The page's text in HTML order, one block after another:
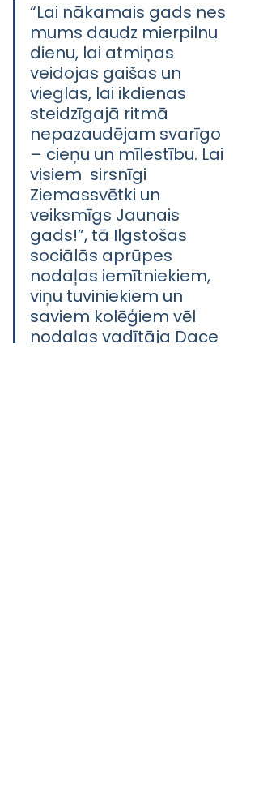
“Lai nākamais gads nes
mums daudz mierpilnu
dienu, lai atmiņas
veidojas gaišas un
vieglas, lai ikdienas
steidzīgajā ritmā
nepazaudējam svarīgo
– cieņu un mīlestību. Lai
visiem  sirsnīgi
Ziemassvētki un
veiksmīgs Jaunais
gads!”, tā Ilgstošas
sociālās aprūpes
nodaļas iemītniekiem,
viņu tuviniekiem un
saviem kolēģiem vēl
nodaļas vadītāja Dace